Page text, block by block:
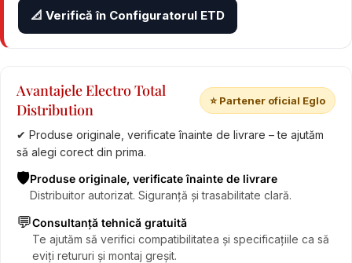
📐 Verifică în Configuratorul ETD
Avantajele Electro Total
Distribution
⭐ Partener oficial Eglo
✔ Produse originale, verificate înainte de livrare – te ajutăm
să alegi corect din prima.
🛡️Produse originale, verificate înainte de livrare
Distribuitor autorizat. Siguranță și trasabilitate clară.
💬Consultanță tehnică gratuită
Te ajutăm să verifici compatibilitatea și specificațiile ca să
eviți retururi și montaj greșit.